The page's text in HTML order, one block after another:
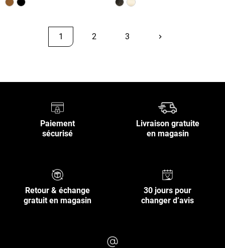
1 2 3 keyboard_arrow_rightSuivant
Paiement
sécurisé
Livraison gratuite
en magasin
Retour & échange
gratuit en magasin
30 jours pour
changer d’avis